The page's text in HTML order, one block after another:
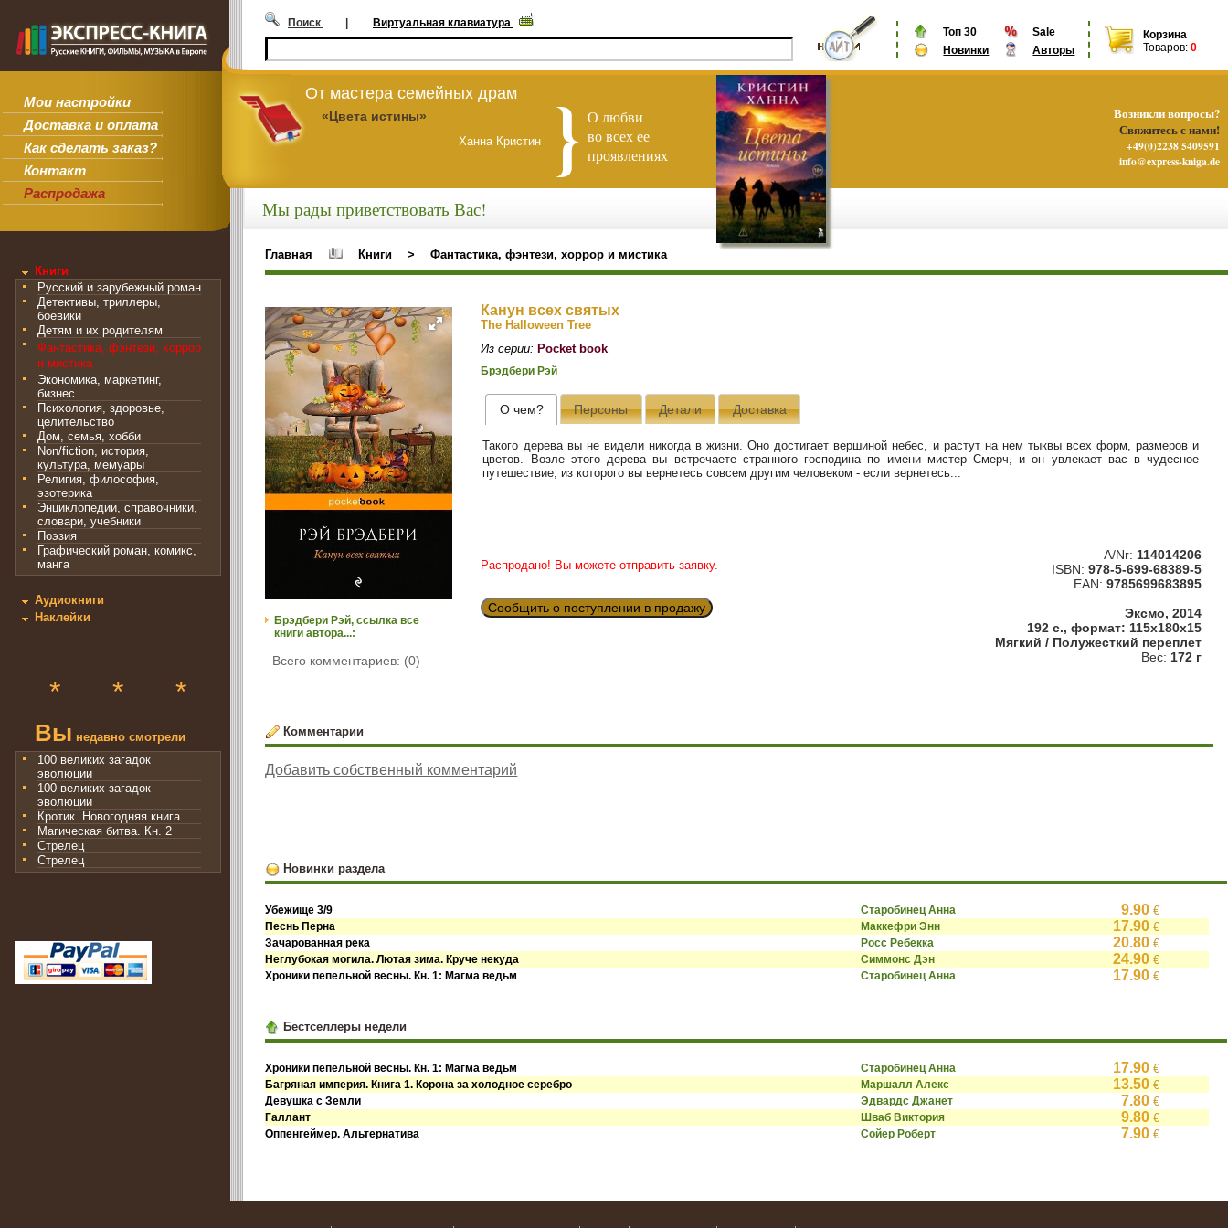
Мои настройки
Доставка и оплата
Как сделать заказ?
Контакт
Распродажа
Топ 30
Sale
Новинки
Авторы
Корзина
Товаров: 0
Поиск | Виртуальная клавиатура
От мастера семейных драм
«Цвета истины»
Ханна Кристин
О любви
во всех ее
проявлениях
Книги
Русский и зарубежный роман
Детективы, триллеры,
боевики
Детям и их родителям
Фантастика, фэнтези, хоррор
и мистика
Экономика, маркетинг,
бизнес
Психология, здоровье,
целительство
Дом, семья, хобби
Non/fiction, история,
культура, мемуары
Религия, философия,
эзотерика
Энциклопедии, справочники,
словари, учебники
Поэзия
Графический роман, комикс,
манга
Аудиокниги
Наклейки
* * *
Вы недавно смотрели
100 великих загадок
эволюции
100 великих загадок
эволюции
Кротик. Новогодняя книга
Магическая битва. Кн. 2
Стрелец
Стрелец
Мы рады приветствовать Вас!
Главная Книги > Фантастика, фэнтези, хоррор и мистика
Брэдбери Рэй, ссылка все
книги автора...:
Всего комментариев: (0)
Канун всех святых
The Halloween Tree
Из серии: Pocket book
Брэдбери Рэй
О чем? Персоны Детали Доставка
Такого дерева вы не видели никогда в жизни. Оно достигает вершиной небес, и растут на нем тыквы всех форм, размеров и
цветов. Возле этого дерева вы встречаете странного господина по имени мистер Смерч, и он увлекает вас в чудесное
путешествие, из которого вы вернетесь совсем другим человеком - если вернетесь...
Распродано! Вы можете отправить заявку.
Сообщить о поступлении в продажу
A/Nr: 114014206
ISBN: 978-5-699-68389-5
EAN: 9785699683895
Эксмо, 2014
192 с., формат: 115x180x15
Мягкий / Полужесткий переплет
Вес: 172 г
Комментарии
Добавить собственный комментарий
Новинки раздела
Убежище 3/9 Старобинец Анна 9.90 €
Песнь Перна Маккефри Энн 17.90 €
Зачарованная река Росс Ребекка 20.80 €
Неглубокая могила. Лютая зима. Круче некуда Симмонс Дэн 24.90 €
Хроники пепельной весны. Кн. 1: Магма ведьм Старобинец Анна 17.90 €
Бестселлеры недели
Хроники пепельной весны. Кн. 1: Магма ведьм Старобинец Анна 17.90 €
Багряная империя. Книга 1. Корона за холодное серебро Маршалл Алекс 13.50 €
Девушка с Земли Эдвардс Джанет 7.80 €
Галлант Шваб Виктория 9.80 €
Оппенгеймер. Альтернатива Сойер Роберт 7.90 €
Возникли вопросы?
Свяжитесь с нами!
+49(0)2238 5409591
info@express-kniga.de